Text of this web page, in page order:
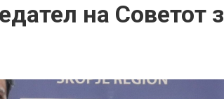
на Советот